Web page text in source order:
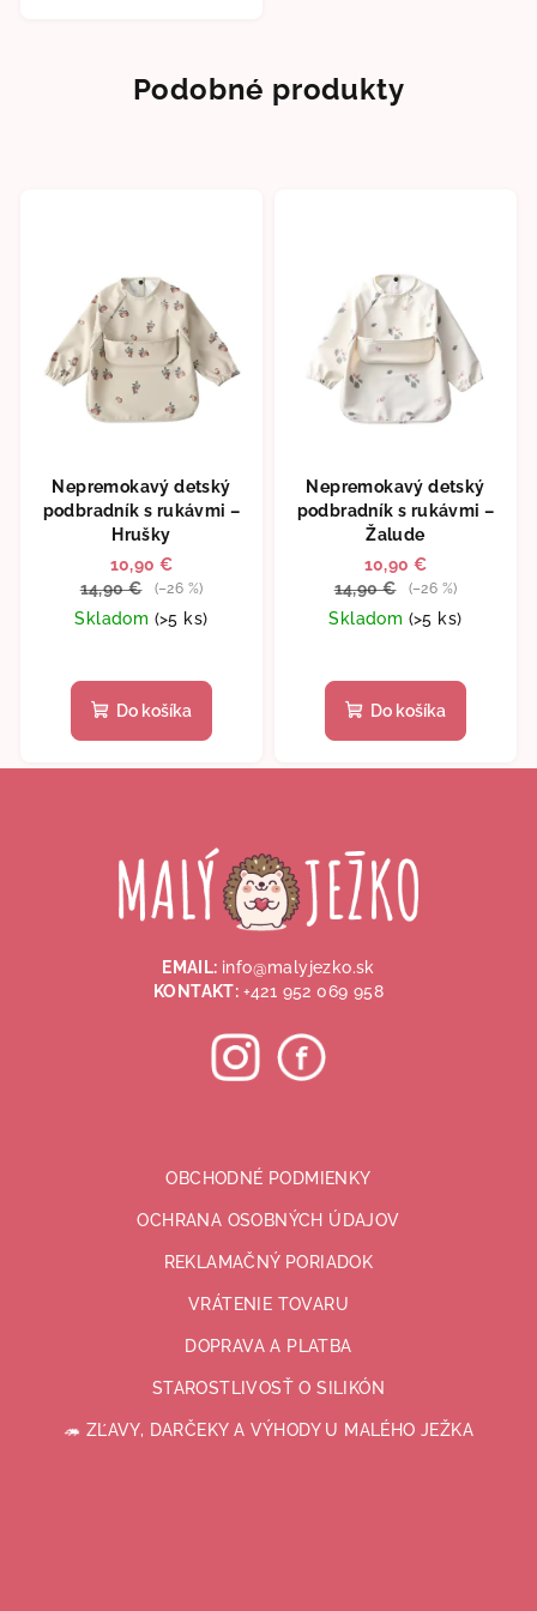
hviezdičiek.
Podobné produkty
Nepremokavý detský
podbradník s rukávmi –
Hrušky
10,90 €
14,90 €
(–26 %)
Skladom (>5 ks)
Do košíka
Nepremokavý detský
podbradník s rukávmi –
Žalude
10,90 €
14,90 €
(–26 %)
Skladom (>5 ks)
Do košíka
EMAIL: info@malyjezko.sk
KONTAKT: +421 952 069 958
OBCHODNÉ PODMIENKY
OCHRANA OSOBNÝCH ÚDAJOV
REKLAMAČNÝ PORIADOK
VRÁTENIE TOVARU
DOPRAVA A PLATBA
STAROSTLIVOSŤ O SILIKÓN
🦔 ZĽAVY, DARČEKY A VÝHODY U MALÉHO JEŽKA